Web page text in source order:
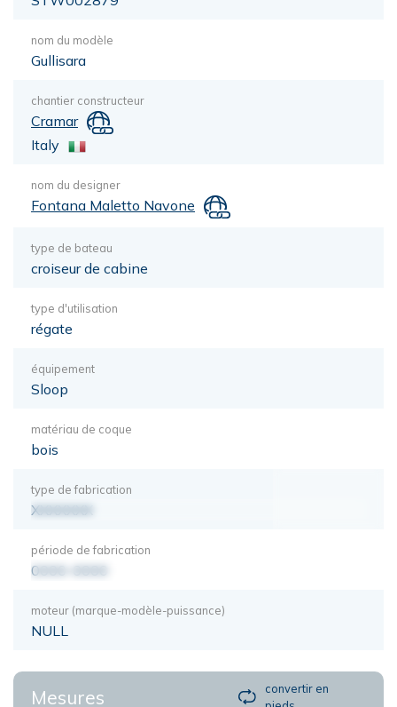
nom du modèle
Gullisara
chantier constructeur
Cramar
Italy
nom du designer
Fontana Maletto Navone
type de bateau
croiseur de cabine
type d'utilisation
régate
équipement
Sloop
matériau de coque
bois
type de fabrication
XXXXXXX
période de fabrication
0000-0000
moteur (marque-modèle-puissance)
NULL
Mesures
convertir en